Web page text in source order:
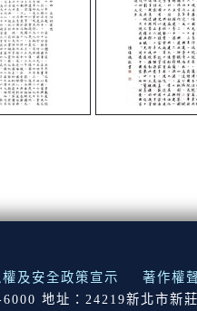
權及安全政策宣示
著作權
地址：24219新北市新